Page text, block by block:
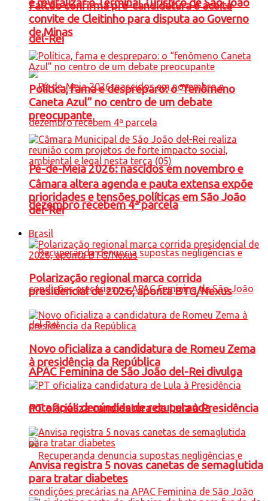
e revitalizar o Terminal Turístico de São João
del-Rei
Pé-de-Meia 2026: nascidos em novembro e
dezembro recebem 4ª parcela
APAC Feminina de São João del-Rei divulga
nota após denúncias de recuperanda
Falcão confirma pré-candidatura e aceita
convite de Cleitinho para disputa ao Governo
de Minas
Política, fama e despreparo: o “fenômeno
Caneta Azul” no centro de um debate
preocupante
Câmara altera agenda e pauta extensa expõe
prioridades e tensões políticas em São João
del-Rei
Brasil
Polarização regional marca corrida
presidencial de 2026, aponta BTG/Nexus
Novo oficializa a candidatura de Romeu Zema
à presidência da República
PT oficializa candidatura de Lula à Presidência
Anvisa registra 5 novas canetas de semaglutida
para tratar diabetes